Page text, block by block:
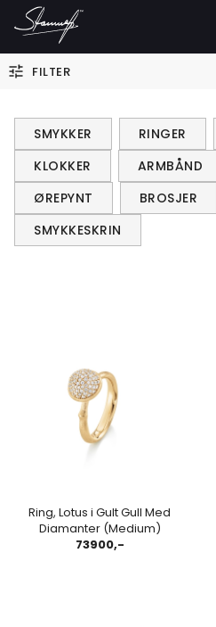
FILTER
SMYKKER RINGER
KLOKKER
ARMBÅND
ØREPYNT
BROSJER
SMYKKESKRIN
Ring, Lotus i Gult Gull Med
Diamanter (Medium)
73900,-